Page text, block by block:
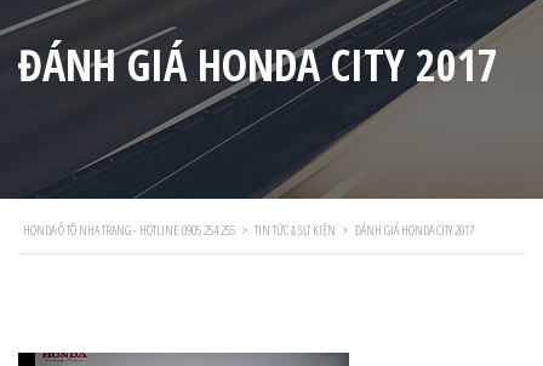
ĐÁNH GIÁ HONDA CITY 2017
HONDA Ô TÔ NHA TRANG - HOTLINE 0905 254 255 > TIN TỨC & SỰ KIỆN > ĐÁNH GIÁ HONDA CITY 2017